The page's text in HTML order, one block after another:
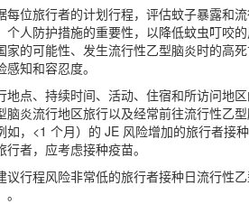
每位旅行者的计划行程，评估蚊子暴露和
个人防护措施的重要性，以降低蚊虫叮咬
家的可能性、发生流行性乙型脑炎时的高
感知和容忍度。
地点、持续时间、活动、住宿和所访问地
脑炎流行地区旅行以及经常前往流行性乙
如，<1 个月）的 JE 风险增加的旅行者接
行者，应考虑接种疫苗。
议行程风险非常低的旅行者接种日流行性